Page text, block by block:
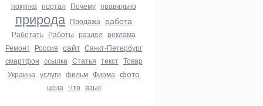
покупка портал Почему правильно
природа Продажа работа
Работать Работы раздел реклама
Ремонт Россия сайт Санкт-Петербург
смартфон ссылка Статья текст Товар
Украина услуги фильм Фирма фото
цена Что язык